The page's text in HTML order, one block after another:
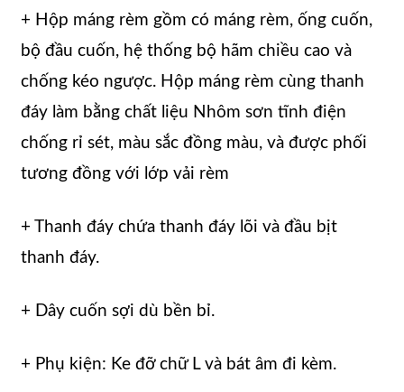
+ Hộp máng rèm gồm có máng rèm, ống cuốn,
bộ đầu cuốn, hệ thống bộ hãm chiều cao và
chống kéo ngược. Hộp máng rèm cùng thanh
đáy làm bằng chất liệu Nhôm sơn tĩnh điện
chống rỉ sét, màu sắc đồng màu, và được phối
tương đồng với lớp vải rèm
+ Thanh đáy chứa thanh đáy lõi và đầu bịt
thanh đáy.
+ Dây cuốn sợi dù bền bỉ.
+ Phụ kiện: Ke đỡ chữ L và bát âm đi kèm.